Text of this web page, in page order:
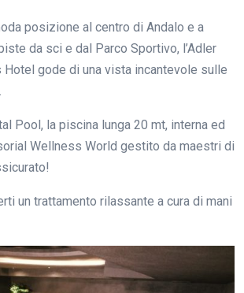
posizione al centro di Andalo e a
da sci e dal Parco Sportivo, l’Adler
Hotel gode di una vista incantevole sulle
Pool, la piscina lunga 20 mt, interna ed
Wellness World gestito da maestri di
un trattamento rilassante a cura di mani